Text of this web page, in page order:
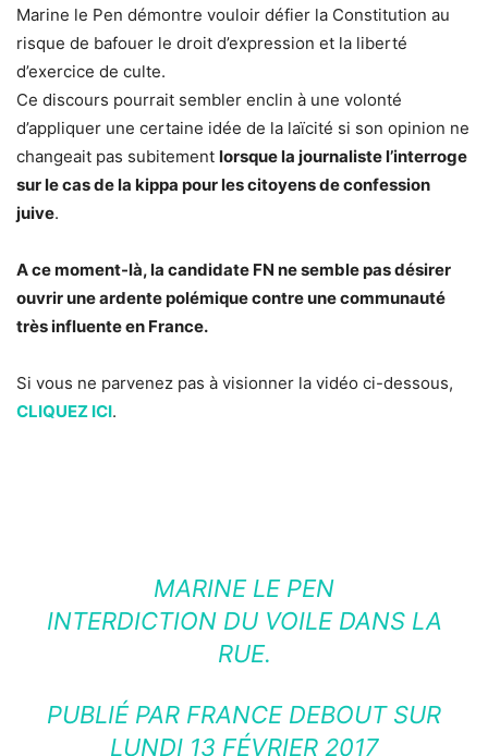
Marine le Pen démontre vouloir défier la Constitution au
risque de bafouer le droit d’expression et la liberté
d’exercice de culte.
Ce discours pourrait sembler enclin à une volonté
d’appliquer une certaine idée de la laïcité si son opinion ne
changeait pas subitement lorsque la journaliste l’interroge
sur le cas de la kippa pour les citoyens de confession
juive.
A ce moment-là, la candidate FN ne semble pas désirer
ouvrir une ardente polémique contre une communauté
très influente en France.
Si vous ne parvenez pas à visionner la vidéo ci-dessous,
CLIQUEZ ICI.
MARINE LE PEN
INTERDICTION DU VOILE DANS LA
RUE.
PUBLIÉ PAR FRANCE DEBOUTSUR
LUNDI 13 FÉVRIER 2017